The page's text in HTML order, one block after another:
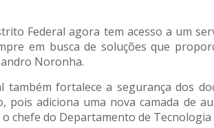
Federal agora tem acesso a um
em busca de soluções que
Noronha.
também fortalece a segurança dos
pois adiciona uma nova camada de
chefe do Departamento de